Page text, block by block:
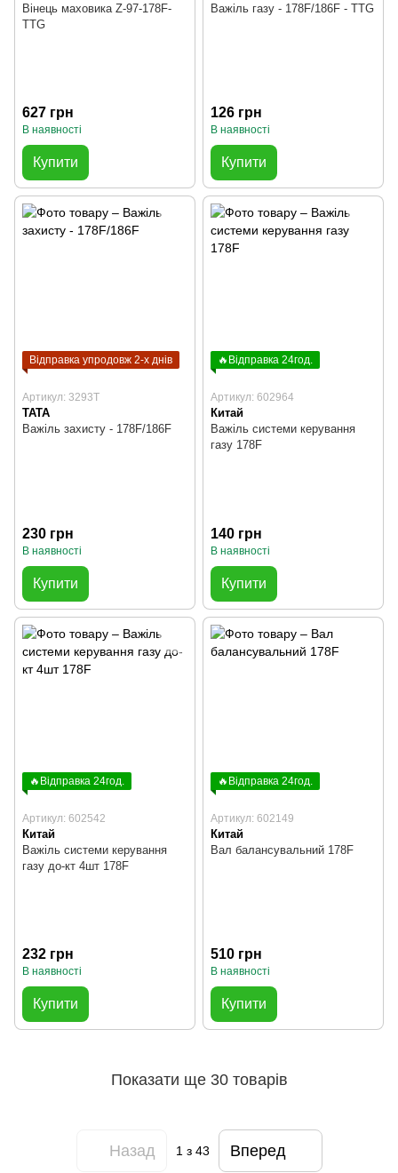
Вінець маховика Z-97-178F-
TTG
627 грн
В наявності
Купити
Важіль газу - 178F/186F - TTG
126 грн
В наявності
Купити
Відправка упродовж 2-х днів
Артикул: 3293T
TATA
Важіль захисту - 178F/186F
230 грн
В наявності
Купити
🔥Відправка 24год.
Артикул: 602964
Китай
Важіль системи керування
газу 178F
140 грн
В наявності
Купити
🔥Відправка 24год.
Артикул: 602542
Китай
Важіль системи керування
газу до-кт 4шт 178F
232 грн
В наявності
Купити
🔥Відправка 24год.
Артикул: 602149
Китай
Вал балансувальний 178F
510 грн
В наявності
Купити
Показати ще 30 товарів
Назад 1з 43 Вперед